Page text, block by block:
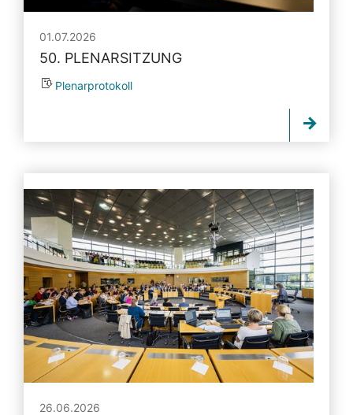
01.07.2026
50. PLENARSITZUNG
Plenarprotokoll
26.06.2026